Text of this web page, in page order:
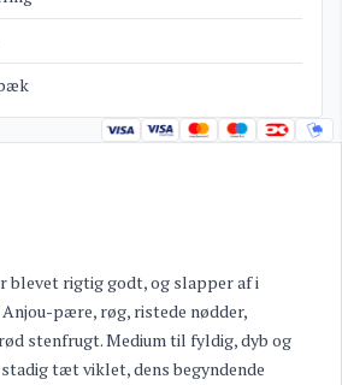
blevet rigtig godt, og slapper af i
pære, røg, ristede nødder,
stenfrugt. Medium til fyldig, dyb og
tæt viklet, dens begyndende